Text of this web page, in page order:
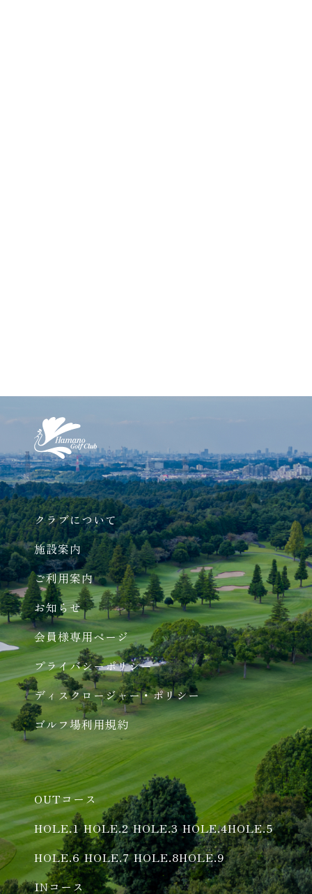
クラブについて
施設案内
ご利用案内
お知らせ
会員様専用ページ
プライバシーポリシー
ディスクロージャー・ポリシー
ゴルフ場利用規約
OUTコース
HOLE.1 HOLE.2 HOLE.3 HOLE.4HOLE.5
HOLE.6 HOLE.7 HOLE.8HOLE.9
INコース